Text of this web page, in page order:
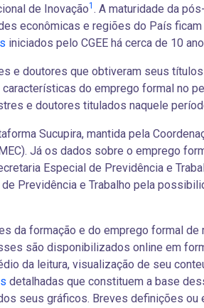
de Inovação1 . A maturidade da
econômicas e regiões do País ficam
iniciados pelo CGEE há cerca de 10
doutores que obtiveram seus
do emprego formal no
e doutores titulados naquele
Sucupira, mantida pela
Já os dados sobre o emprego
Especial de Previdência e
de Previdência e Trabalho pela
da formação e do emprego formal
são disponibilizados online em
da leitura, visualização de seu
detalhadas que constituem a base
seus gráficos. Breves definições